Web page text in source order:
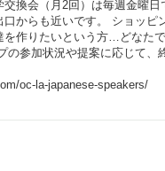
交換会（月2回）は毎週金曜
口からも近いです。 ショッ
を作りたいという方…どなた
の参加状況や提案に応じて、
oc-la-japanese-speakers/